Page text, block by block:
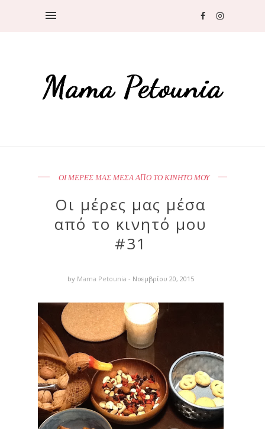
ΟΙ ΜΕΡΕΣ ΜΑΣ ΜΕΣΑ ΑΠΟ ΤΟ ΚΙΝΗΤΟ ΜΟΥ
Οι μέρες μας μέσα
από το κινητό μου
#31
by Mama Petounia - Νοεμβρίου 20, 2015